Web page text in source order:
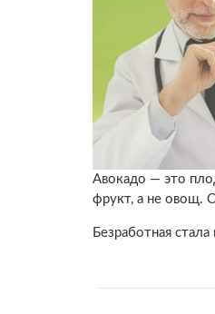
Авокадо — это
фрукт, а не овощ.
Безработная